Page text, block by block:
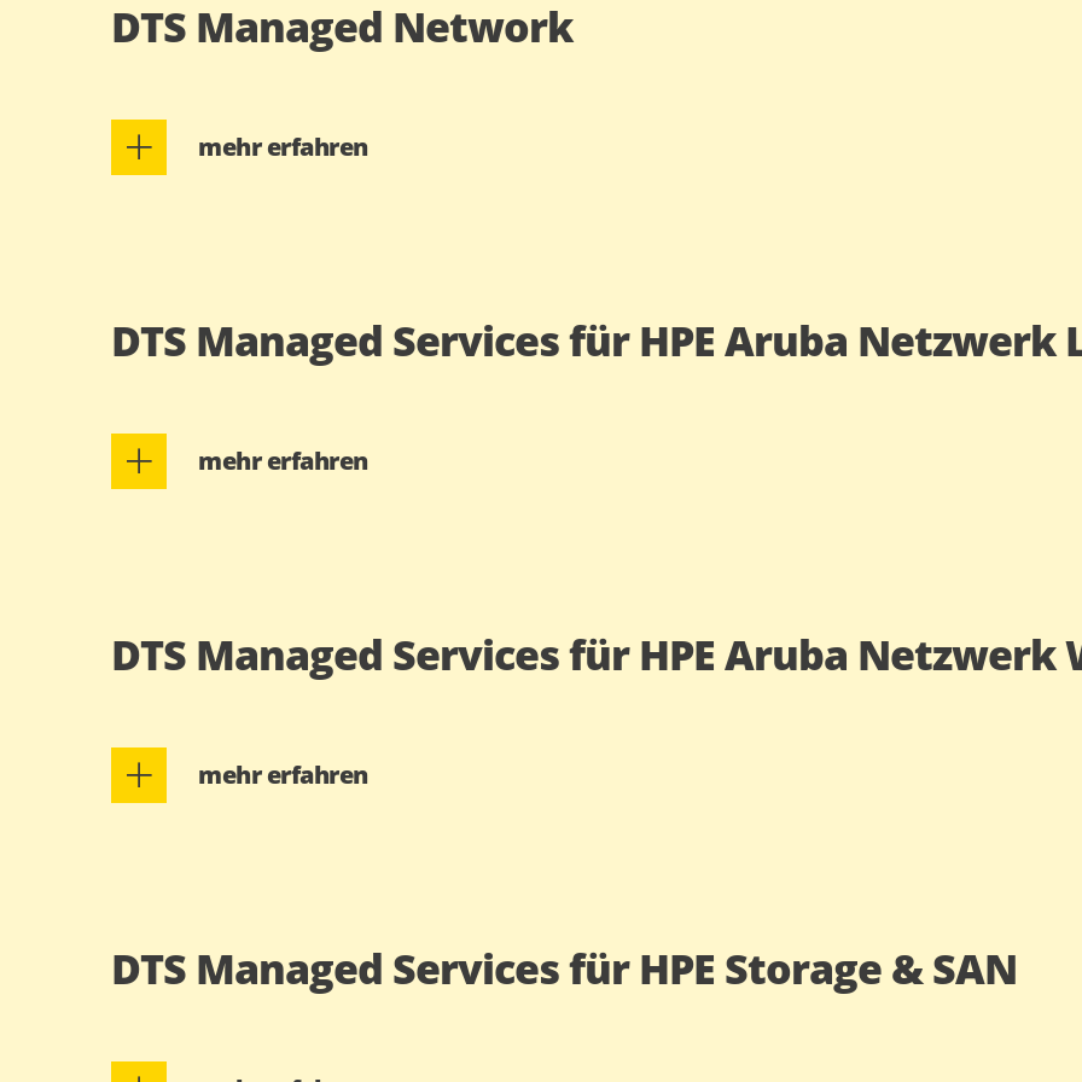
DTS Managed Network
mehr erfahren
DTS Managed Services für HPE Aruba Netzwerk
mehr erfahren
DTS Managed Services für HPE Aruba Netzwerk
mehr erfahren
DTS Managed Services für HPE Storage & SAN